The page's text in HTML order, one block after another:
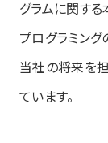
グラムに関す
プログラミン
当社の将来を
ています。